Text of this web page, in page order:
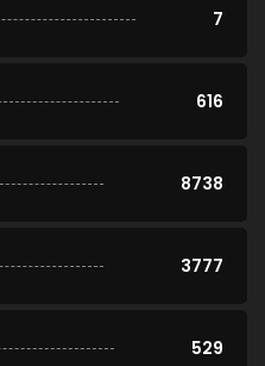
7
616
8738
3777
529